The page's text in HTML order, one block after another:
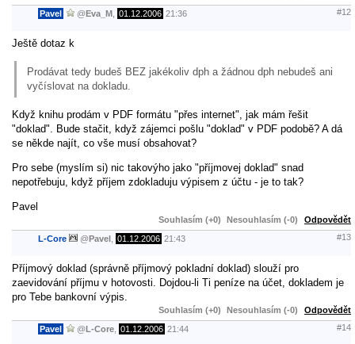
Pavel @Eva_M 01.12.2006 21:36 #12
Ještě dotaz k
Prodávat tedy budeš BEZ jakékoliv dph a žádnou dph nebudeš ani
vyčíslovat na dokladu.
Když knihu prodám v PDF formátu "přes internet", jak mám řešit
"doklad". Bude stačit, když zájemci pošlu "doklad" v PDF podobě? A dá
se někde najít, co vše musí obsahovat?
Pro sebe (myslím si) nic takovýho jako "příjmovej doklad" snad
nepotřebuju, když příjem zdokladuju výpisem z účtu - je to tak?
Pavel
Souhlasím (+0) Nesouhlasím (-0) Odpovědět
L-Core @Pavel 01.12.2006 21:43 #13
Příjmový doklad (správně příjmový pokladní doklad) slouží pro
zaevidování příjmu v hotovosti. Dojdou-li Ti peníze na účet, dokladem je
pro Tebe bankovní výpis.
Souhlasím (+0) Nesouhlasím (-0) Odpovědět
Pavel @L-Core 01.12.2006 21:44 #14